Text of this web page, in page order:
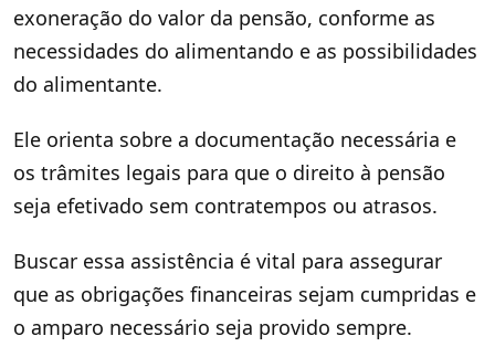
exoneração do valor da pensão, conforme as
necessidades do alimentando e as possibilidades
do alimentante.
Ele orienta sobre a documentação necessária e
os trâmites legais para que o direito à pensão
seja efetivado sem contratempos ou atrasos.
Buscar essa assistência é vital para assegurar
que as obrigações financeiras sejam cumpridas e
o amparo necessário seja provido sempre.